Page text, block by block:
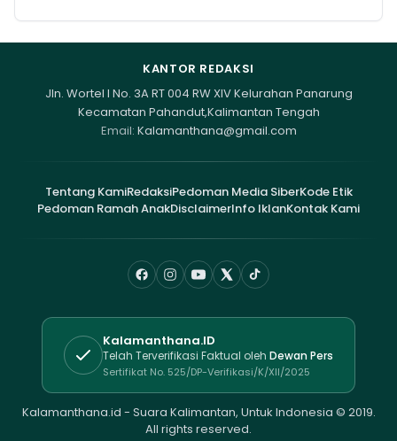
KANTOR REDAKSI
Jln. Wortel I No. 3A RT 004 RW XIV Kelurahan Panarung
Kecamatan Pahandut,Kalimantan Tengah
Email: Kalamanthana@gmail.com
Tentang KamiRedaksiPedoman Media SiberKode Etik
Pedoman Ramah AnakDisclaimerInfo IklanKontak Kami
Kalamanthana.ID
Telah Terverifikasi Faktual oleh Dewan Pers
Sertifikat No. 525/DP-Verifikasi/K/XII/2025
Kalamanthana.id - Suara Kalimantan, Untuk Indonesia © 2019.
All rights reserved.